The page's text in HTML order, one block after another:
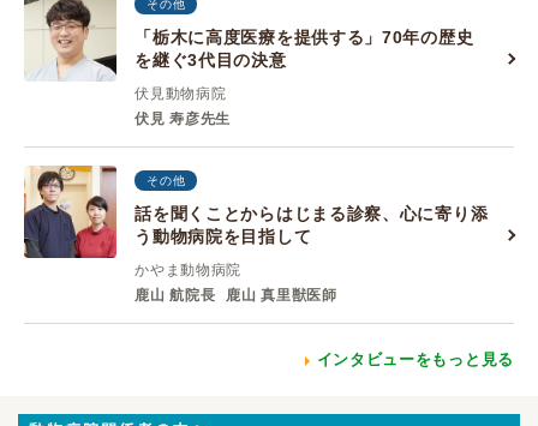
その他
「栃木に高度医療を提供する」70年の歴史
を継ぐ3代目の決意
伏見動物病院
伏見 寿彦先生
その他
話を聞くことからはじまる診察、心に寄り添
う動物病院を目指して
かやま動物病院
鹿山 航院長
鹿山 真里獣医師
インタビューをもっと見る